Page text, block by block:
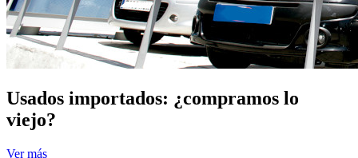
Usados importados: ¿compramos lo
viejo?
Ver más